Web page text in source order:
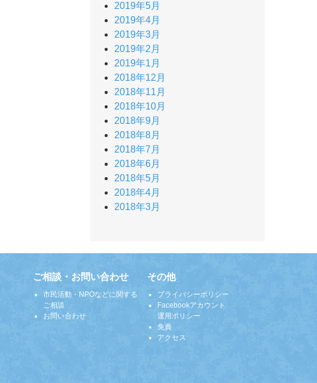
2019年5月
2019年4月
2019年3月
2019年2月
2019年1月
2018年12月
2018年11月
2018年10月
2018年9月
2018年8月
2018年7月
2018年6月
2018年5月
2018年4月
2018年3月
ご相談・お問い合わせ
市民活動・NPOなどに関する
ご相談
お問い合わせ
その他
プライバシーポリシー
Facebookアカウント
運用ポリシー
免責
アクセス